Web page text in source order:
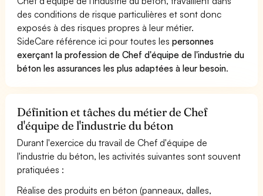
des conditions de risque particulières et sont donc
exposés à des risques propres à leur métier.
SideCare référence ici pour toutes lespersonnes
exerçant la profession de Chef d'équipe de l'industrie du
béton les assurances les plus adaptées à leur besoin.
Définition et tâches du métier de Chef
d'équipe de l'industrie du béton
Durant l'exercice du travail de Chef d'équipe de
l'industrie du béton, les activités suivantes sont souvent
pratiquées :
Réalise des produits en béton (panneaux, dalles,